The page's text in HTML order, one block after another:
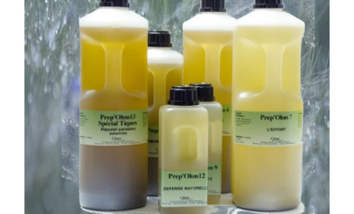
variations.
Les
options
peuvent
être
choisies
sur
la
page
produit